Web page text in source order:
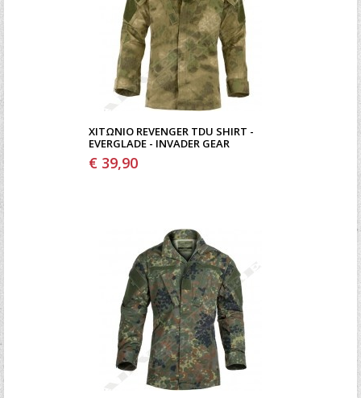
ΧΙΤΏΝΙΟ REVENGER TDU SHIRT -
EVERGLADE - INVADER GEAR
€ 39,90